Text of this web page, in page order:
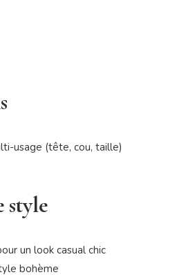
usage (tête, cou, taille)
style
un look casual chic
bohème